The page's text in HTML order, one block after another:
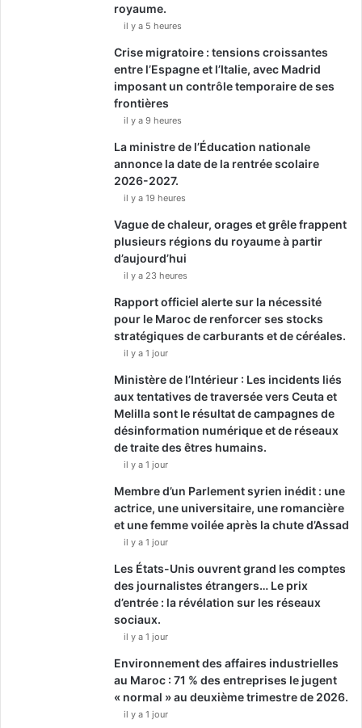
royaume.
il y a 5 heures
Crise migratoire : tensions croissantes
entre l’Espagne et l’Italie, avec Madrid
imposant un contrôle temporaire de ses
frontières
il y a 9 heures
La ministre de l’Éducation nationale
annonce la date de la rentrée scolaire
2026-2027.
il y a 19 heures
Vague de chaleur, orages et grêle frappent
plusieurs régions du royaume à partir
d’aujourd’hui
il y a 23 heures
Rapport officiel alerte sur la nécessité
pour le Maroc de renforcer ses stocks
stratégiques de carburants et de céréales.
il y a 1 jour
Ministère de l’Intérieur : Les incidents liés
aux tentatives de traversée vers Ceuta et
Melilla sont le résultat de campagnes de
désinformation numérique et de réseaux
de traite des êtres humains.
il y a 1 jour
Membre d’un Parlement syrien inédit : une
actrice, une universitaire, une romancière
et une femme voilée après la chute d’Assad
il y a 1 jour
Les États-Unis ouvrent grand les comptes
des journalistes étrangers… Le prix
d’entrée : la révélation sur les réseaux
sociaux.
il y a 1 jour
Environnement des affaires industrielles
au Maroc : 71 % des entreprises le jugent
« normal » au deuxième trimestre de 2026.
il y a 1 jour